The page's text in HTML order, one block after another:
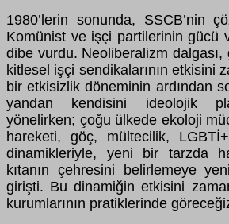
1980’lerin sonunda, SSCB’ninçö
Komünist ve işçi partilerinin gücü
dibe vurdu. Neoliberalizm dalgası,
kitlesel işçi sendikalarının etkisini
bir etkisizlik döneminin ardından
yandan kendisini ideolojik
yönelirken; çoğu ü lkede ekoloji mü
hareketi, göç, mü ltecilik,
dinamikleriyle, yeni bir tarzda
kıtanın çehresini belirlemeye
girişti. Bu dinamiğin etkisini
kurumlarının pratiklerinde gö